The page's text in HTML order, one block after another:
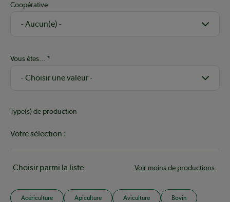
Coopérative
Vous êtes...
Type(s) de production
Votre sélection :
Choisir parmi la liste Voir moins de productions
Acériculture Apiculture Aviculture Bovin